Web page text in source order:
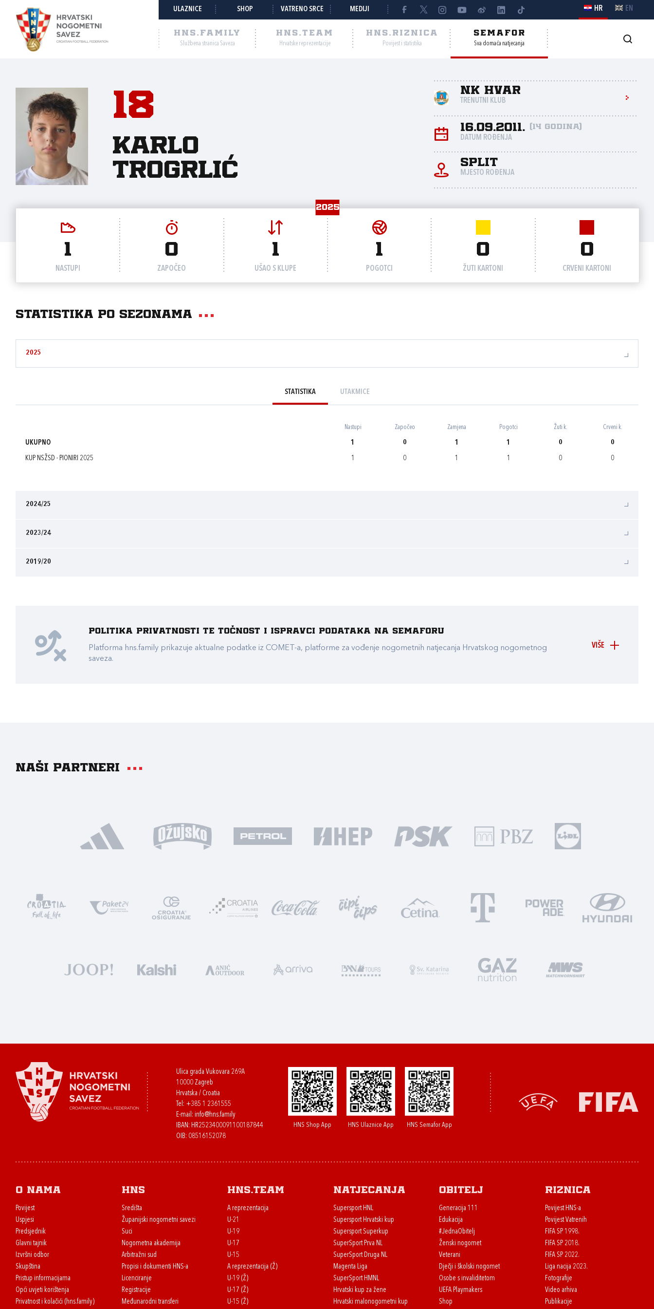
ULAZNICE SHOP VATRENO SRCE MEDIJI HR EN
HNS.FAMILY
Službena stranica Saveza
HNS.TEAM
Hrvatske reprezentacije
HNS.RIZNICA
Povijest i statistika
SEMAFOR
Sva domaća natjecanja
18
Karlo
Trogrlić
NK Hvar
TRENUTNI KLUB
16.09.2011. (14 godina)
DATUM ROĐENJA
Split
MJESTO ROĐENJA
2025
1
NASTUPI
0
ZAPOČEO
1
UŠAO S KLUPE
1
POGOTCI
0
ŽUTI KARTONI
0
CRVENI KARTONI
Statistika po sezonama
2025
STATISTIKA UTAKMICE
Nastupi Započeo Zamjena Pogotci Žuti k. Crveni k.
UKUPNO 1 0 1 1 0 0
KUP NSŽSD - PIONIRI 2025 1 0 1 1 0 0
2024/25
2023/24
2019/20
VIŠE
Politika privatnosti te točnost i ispravci podataka na Semaforu
Platforma hns.family prikazuje aktualne podatke iz COMET-a, platforme za vođenje nogometnih natjecanja Hrvatskog nogometnog
saveza.
Naši partneri
Ulica grada Vukovara 269A
10000 Zagreb
Hrvatska / Croatia
Tel: +385 1 2361555
E-mail: info@hns.family
IBAN: HR2523400091100187844
OIB: 08516152078
HNS Shop App HNS Ulaznice App HNS Semafor App
O nama
Povijest
Uspjesi
Predsjednik
Glavni tajnik
Izvršni odbor
Skupština
Pristup informacijama
Opći uvjeti korištenja
Privatnost i kolačići (hns.family)
HNS
Središta
Županijski nogometni savezi
Suci
Nogometna akademija
Arbitražni sud
Propisi i dokumenti HNS-a
Licenciranje
Registracije
Međunarodni transferi
HNS.team
A reprezentacija
U-21
U-19
U-17
U-15
A reprezentacija (Ž)
U-19 (Ž)
U-17 (Ž)
U-15 (Ž)
Natjecanja
Supersport HNL
Supersport Hrvatski kup
Supersport Superkup
SuperSport Prva NL
SuperSport Druga NL
Magenta Liga
SuperSport HMNL
Hrvatski kup za žene
Hrvatski malonogometni kup
Obitelj
Generacija 111
Edukacija
#JednaObitelj
Ženski nogomet
Veterani
Dječji i školski nogomet
Osobe s invaliditetom
UEFA Playmakers
Shop
Riznica
Povijest HNS-a
Povijest Vatrenih
FIFA SP 1998.
FIFA SP 2018.
FIFA SP 2022.
Liga nacija 2023.
Fotografije
Video arhiva
Publikacije